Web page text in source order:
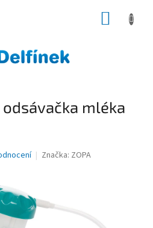
odsávačka mléka
Značka: ZOPA